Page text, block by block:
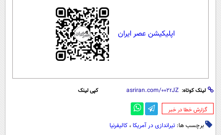
اپلیکیشن عصر ایران
لینک کوتاه: کپی لینک
‌گزارش خطا در خبر
برچسب ها: تیراندازی در آمریکا ، کالیفرنیا